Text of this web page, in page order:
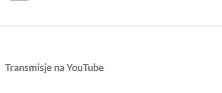
Transmisje na YouTube